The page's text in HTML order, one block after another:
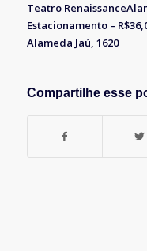
Teatro
Estacionamento –
Alameda Jaú, 1620
Compartilhe esse